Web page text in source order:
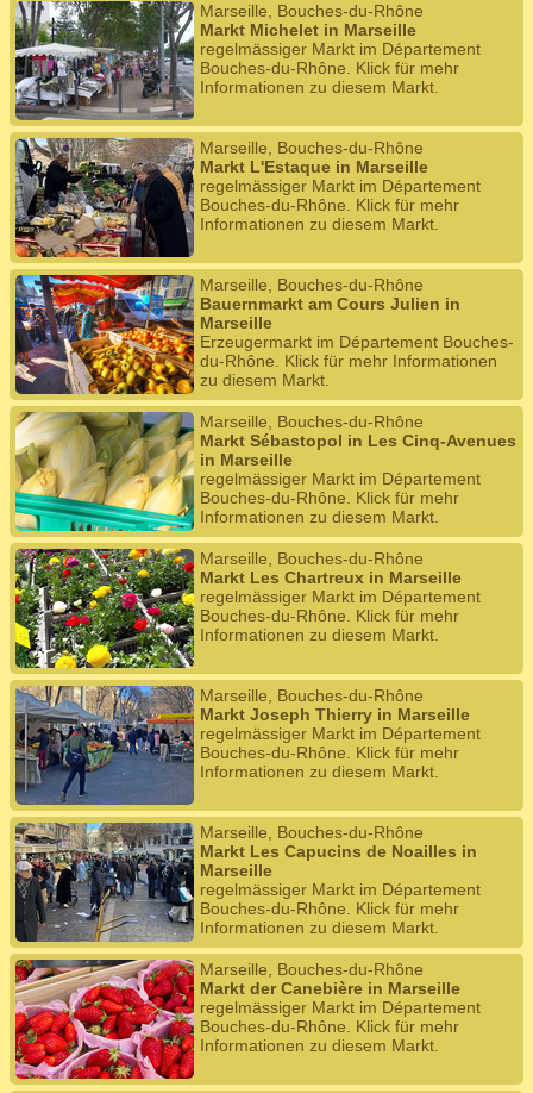
Marseille, Bouches-du-Rhône
Markt Michelet in Marseille
regelmässiger Markt im Département
Bouches-du-Rhône. Klick für mehr
Informationen zu diesem Markt.
Marseille, Bouches-du-Rhône
Markt L'Estaque in Marseille
regelmässiger Markt im Département
Bouches-du-Rhône. Klick für mehr
Informationen zu diesem Markt.
Marseille, Bouches-du-Rhône
Bauernmarkt am Cours Julien in
Marseille
Erzeugermarkt im Département Bouches-
du-Rhône. Klick für mehr Informationen
zu diesem Markt.
Marseille, Bouches-du-Rhône
Markt Sébastopol in Les Cinq-Avenues
in Marseille
regelmässiger Markt im Département
Bouches-du-Rhône. Klick für mehr
Informationen zu diesem Markt.
Marseille, Bouches-du-Rhône
Markt Les Chartreux in Marseille
regelmässiger Markt im Département
Bouches-du-Rhône. Klick für mehr
Informationen zu diesem Markt.
Marseille, Bouches-du-Rhône
Markt Joseph Thierry in Marseille
regelmässiger Markt im Département
Bouches-du-Rhône. Klick für mehr
Informationen zu diesem Markt.
Marseille, Bouches-du-Rhône
Markt Les Capucins de Noailles in
Marseille
regelmässiger Markt im Département
Bouches-du-Rhône. Klick für mehr
Informationen zu diesem Markt.
Marseille, Bouches-du-Rhône
Markt der Canebière in Marseille
regelmässiger Markt im Département
Bouches-du-Rhône. Klick für mehr
Informationen zu diesem Markt.